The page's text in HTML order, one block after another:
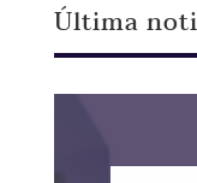
Última